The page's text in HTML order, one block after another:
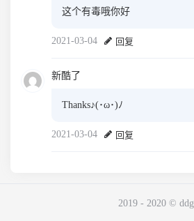
这个有毒哦你好
2021-03-04 回复
新酷了
Thanks♪(･ω･)ﾉ
2021-03-04 回复
2019 - 2020 © ddg